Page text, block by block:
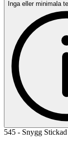
Inga eller minimala
545 - Snygg